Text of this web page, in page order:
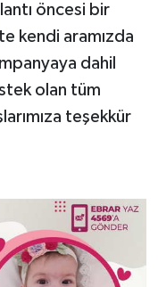
öncesi bir
kendi aramızda
dahil
olan tüm
teşekkür